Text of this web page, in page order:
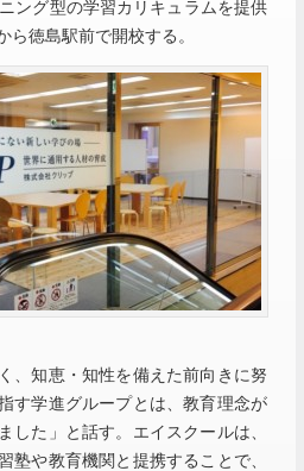
ング型の学習カリキュラムを提供
徳島駅前で開校する。
、知恵・知性を備えた前向きに努
す学進グループとは、教育理念が
した」と話す。エイスクールは、
塾や教育機関と提携することで、